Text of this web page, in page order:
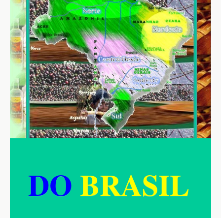
DO BRASIL